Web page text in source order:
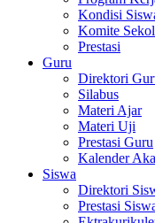
Kondisi
Komite
Prestasi
Guru
Direktori
Silabus
Materi Ajar
Materi Uji
Prestasi Guru
Kalender
Siswa
Direktori
Prestasi